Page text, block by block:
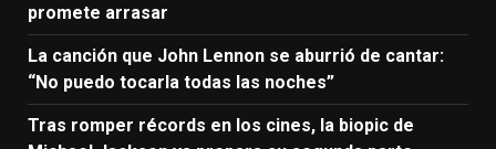
promete arrasar
La canción que John Lennon se aburrió de cantar:
“No puedo tocarla todas las noches”
Tras romper récords en los cines, la biopic de